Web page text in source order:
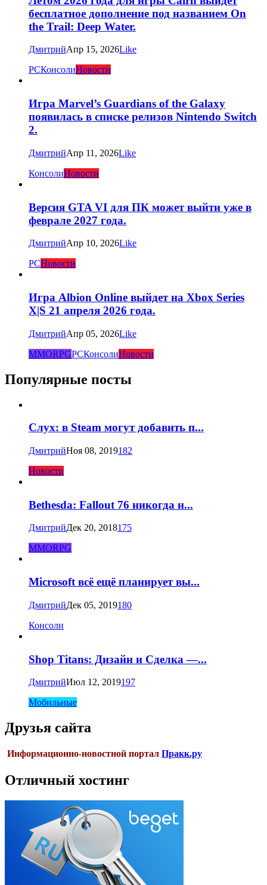
бесплатное дополнение под названием On
the Trail: Deep Water.
ДмитрийАпр 15, 2026Like
PCКонсолиНовости
Игра Marvel’s Guardians of the Galaxy
появилась в списке релизов Nintendo Switch
2.
ДмитрийАпр 11, 2026Like
КонсолиНовости
Версия GTA VI для ПК может выйти уже в
феврале 2027 года.
ДмитрийАпр 10, 2026Like
PCНовости
Игра Albion Online выйдет на Xbox Series
X|S 21 апреля 2026 года.
ДмитрийАпр 05, 2026Like
MMORPGPCКонсолиНовости
Популярные посты
Слух: в Steam могут добавить п...
ДмитрийНоя 08, 2019182
Новости
Bethesda: Fallout 76 никогда н...
ДмитрийДек 20, 2018175
MMORPG
Microsoft всё ещё планирует вы...
ДмитрийДек 05, 2019180
Консоли
Shop Titans: Дизайн и Сделка —...
ДмитрийИюл 12, 2019197
Мобильные
Друзья сайта
Информационно-новостной портал Пракк.ру
Отличный хостинг